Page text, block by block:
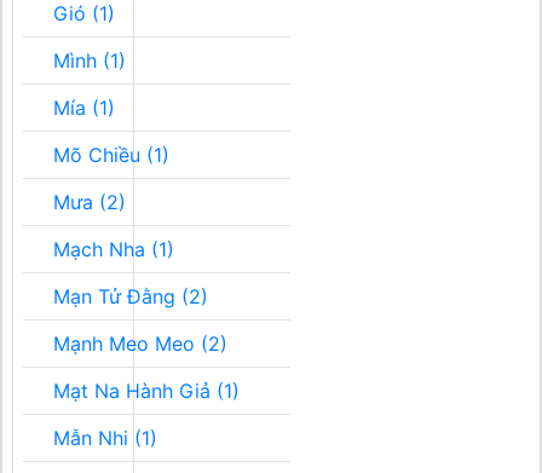
Gió (1)
Mình (1)
Mía (1)
Mõ Chiều (1)
Mưa (2)
Mạch Nha (1)
Mạn Tử Đằng (2)
Mạnh Meo Meo (2)
Mạt Na Hành Giả (1)
Mẫn Nhi (1)